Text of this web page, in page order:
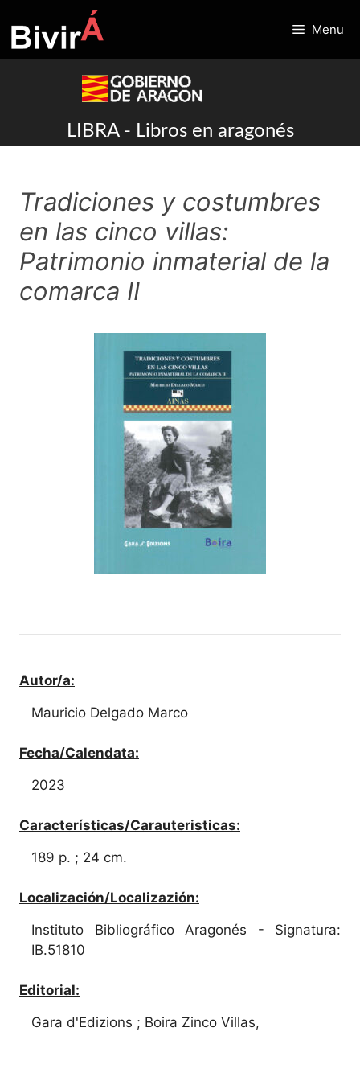
to
content
Menu
LIBRA - Libros en aragonés
Tradiciones y costumbres
en las cinco villas:
Patrimonio inmaterial de la
comarca II
Autor/a:
Mauricio Delgado Marco
Fecha/Calendata:
2023
Características/Carauteristicas:
189 p. ; 24 cm.
Localización/Localizazión:
Instituto Bibliográfico Aragonés - Signatura:
IB.51810
Editorial:
Gara d'Edizions ; Boira Zinco Villas,